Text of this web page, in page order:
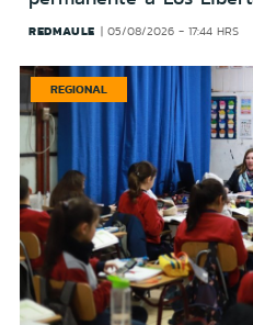
REDMAULE 05/08/2026 - 17:44 HRS
REGIONAL